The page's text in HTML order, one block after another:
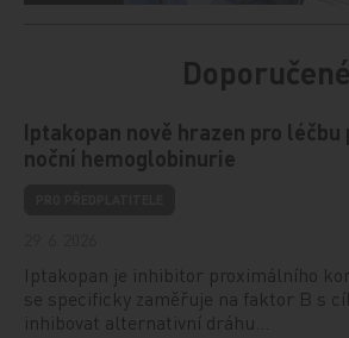
Doporučené
Iptakopan nově hrazen pro
noční hemoglobinurie
Iptakopan je inhibitor proximálního
se specificky zaměřuje na faktor B s
inhibovat alternativní dráhu…